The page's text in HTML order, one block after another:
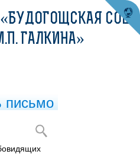
СОШ
ГАЛКИНА»
письмо